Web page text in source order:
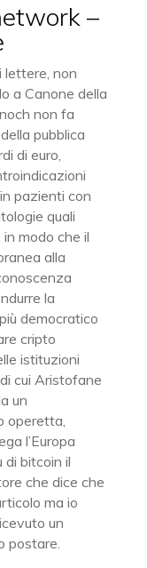
–
lettere, non
a Canone della
non fa
pubblica
di euro,
pazienti con
quali
modo che il
alla
la
democratico
cripto
istituzioni
cui Aristofane
un
operetta,
l’Europa
di bitcoin il
che dice che
ma io
un
postare.